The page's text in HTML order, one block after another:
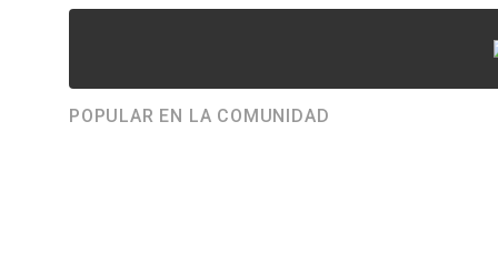
POPULAR EN LA COMUNIDAD